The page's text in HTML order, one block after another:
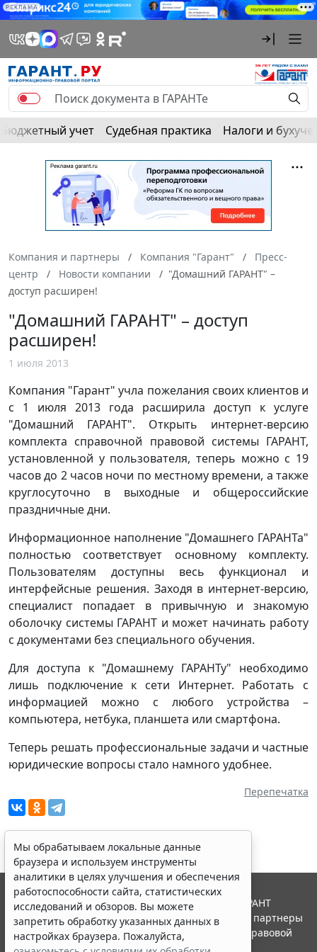
РЕКЛАМА
Бюджетный учет Судебная практика Налоги и
Компания и партнеры Компания "Гарант"
Пресс-
центр
Новости компании
"Домашний ГАРАНТ" –
доступ расширен!
"Домашний ГАРАНТ" – доступ
расширен!
1 июля 2013
Компания "Гарант" учла пожелания своих клиентов и
с 1 июля 2013 года расширила доступ к услуге
"Домашний ГАРАНТ". Открыть интернет-версию
комплекта справочной правовой системы ГАРАНТ,
установленной у пользователя, теперь можно с 19
часов до 2 часов ночи по местному времени, а также
круглосуточно в выходные и общероссийские
праздничные дни.
Информационное наполнение "Домашнего ГАРАНТа"
полностью соответствует основному комплекту.
Пользователям доступны весь функционал и
интерфейсные решения. Заходя в интернет-версию,
специалист попадает в привычную и знакомую
оболочку системы ГАРАНТ и может начинать работу
с документами без специального обучения.
Для доступа к "Домашнему ГАРАНТу" необходимо
лишь подключение к сети Интернет. Работать с
информацией можно с любого устройства –
компьютера, нетбука, планшета или смартфона.
Теперь решать профессиональные задачи и частные
юридические вопросы стало намного удобнее.
Перепечатка
Мы обрабатываем локальные данные
браузера и используем инструменты
аналитики в целях улучшения и обеспечения
работоспособности сайта, статистических
исследований и обзоров. Вы можете
запретить обработку указанных данных в
настройках браузера. Пожалуйста,
© ООО "НПП "ГАРАНТ-СЕРВИС", 2026. Система ГАРАНТ
выпускается с 1990 года. Компания "Гарант" и ее партнеры
являются участниками Российской ассоциации правовой
информации ГАРАНТ.